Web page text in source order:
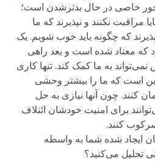
خاصی در حال بدترشدن است؛
مراقبت نکنند و نپذیرند که ما
که چگونه باید خوب شویم. یک
که معتاد شده است و بعد راهی
به ما کمک کند. تنها کاری
این است که ما را بیشتر وحشی
کنند. چون آنها نیازی به حل
برای امنیت خودشان ائتلاف
سرکوب کنند.
ایجاد شده شما به واسطه
تحلیل می‌کنید؟